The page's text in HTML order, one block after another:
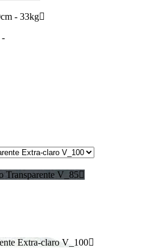
- 33kg
-
Transparente V_85
Extra-claro V_100